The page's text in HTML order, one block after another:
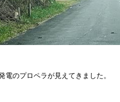
電のプロペラが見えてきました。